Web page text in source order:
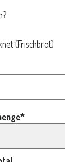
(Frischbrot)